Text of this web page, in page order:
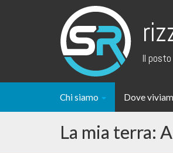
Il
Chi siamo Dove
La mia terra: